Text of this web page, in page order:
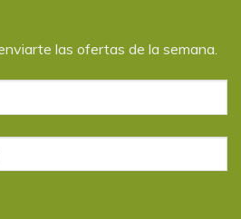
las ofertas de la semana.